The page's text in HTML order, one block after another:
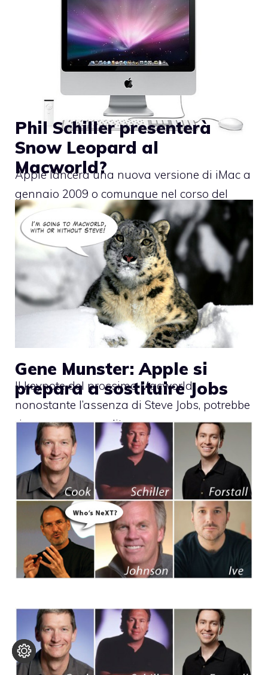
Apple lancerà una nuova versione di iMac a
gennaio 2009 o comunque nel corso del
Phil Schiller presenterà
Snow Leopard al
Macworld?
Il keynote del prossimo Macworld,
nonostante l’assenza di Steve Jobs, potrebbe
riservare una gradita sorpresa
Gene Munster: Apple si
prepara a sostituire Jobs